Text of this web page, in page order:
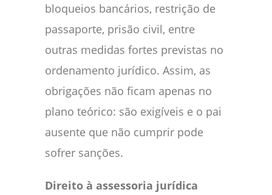
bloqueios bancários, restrição de
passaporte, prisão civil, entre
outras medidas fortes previstas no
ordenamento jurídico. Assim, as
obrigações não ficam apenas no
plano teórico: são exigíveis e o pai
ausente que não cumprir pode
sofrer sanções.
Direito à assessoria jurídica